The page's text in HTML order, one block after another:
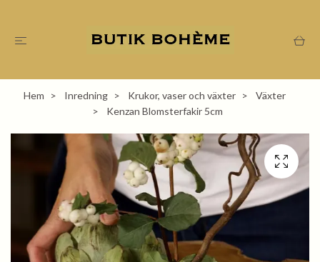
Hem Inredning Krukor, vaser och växter
Växter
Kenzan Blomsterfakir 5cm